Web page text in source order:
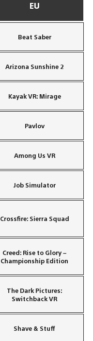
EU
Beat Saber
Arizona Sunshine 2
Kayak VR: Mirage
Pavlov
Among Us VR
Job Simulator
Crossfire: Sierra Squad
Creed: Rise to Glory –
Championship Edition
The Dark Pictures:
Switchback VR
Shave & Stuff